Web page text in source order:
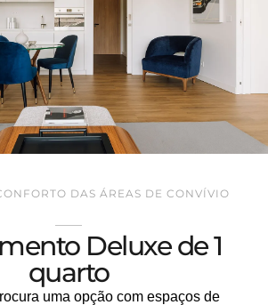
DAS ÁREAS DE CONVÍVIO
Deluxe de 1
quarto​
uma opção com espaços de